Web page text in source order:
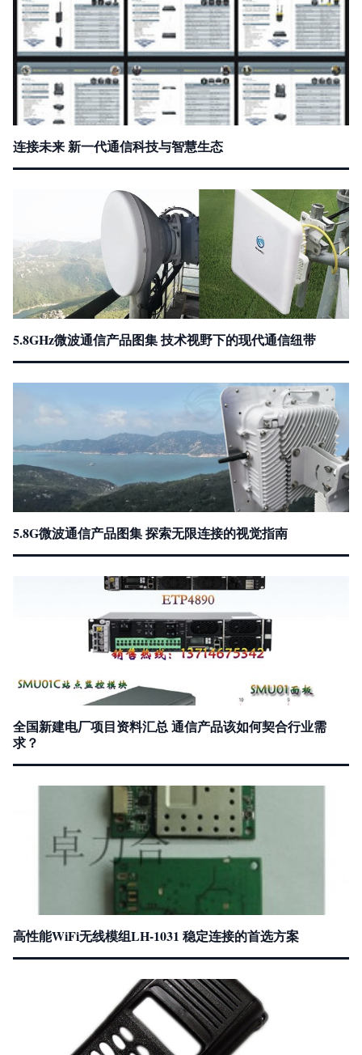
连接未来 新一代通信科技与智慧生态
5.8GHz微波通信产品图集 技术视野下的现代通信纽带
5.8G微波通信产品图集 探索无限连接的视觉指南
全国新建电厂项目资料汇总 通信产品该如何契合行业需
求？
高性能WiFi无线模组LH-1031 稳定连接的首选方案